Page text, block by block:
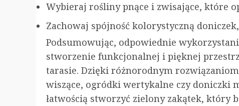
Wybieraj rośliny pnące i zwisające, które
Zachowaj spójność kolorystyczną
Podsumowując, odpowiednie
stworzenie funkcjonalnej i pięknej
tarasie. Dzięki różnorodnym
wiszące, ogródki wertykalne czy doniczki
łatwością stworzyć zielony zakątek, który